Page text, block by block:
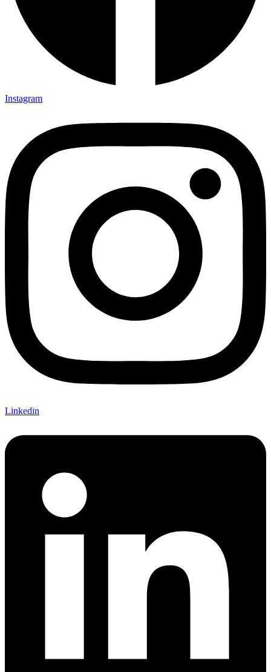
Instagram
Linkedin